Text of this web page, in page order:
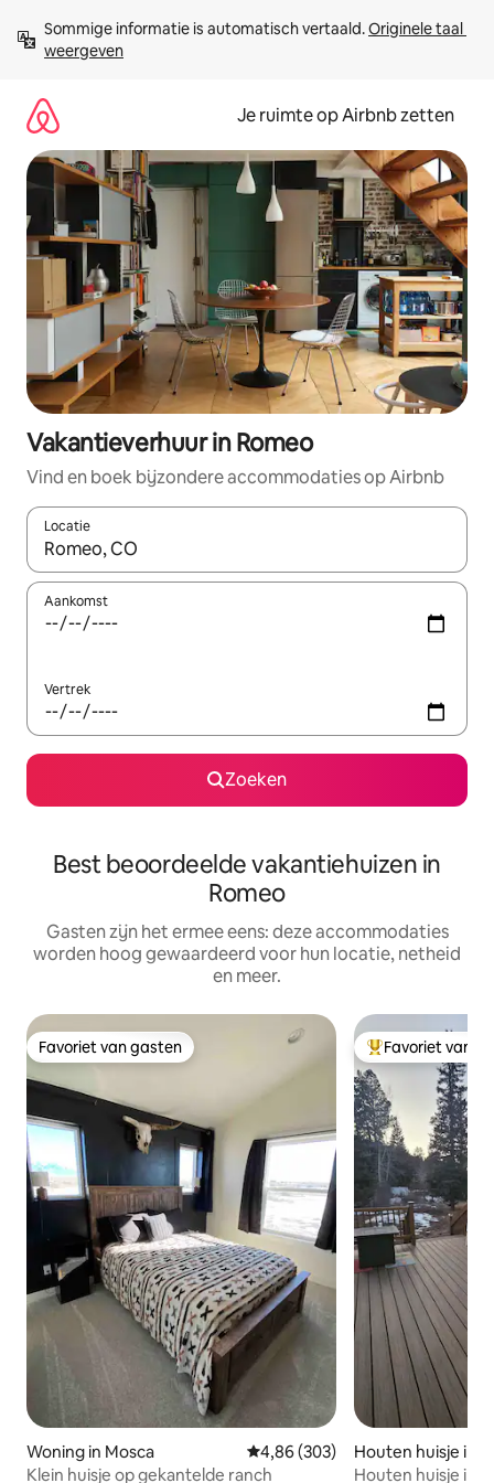
direct
naar
Sommige informatie is automatisch vertaald. Originele taal
weergeven
Je ruimte op Airbnb zetten
Vakantieverhuur in Romeo
Vind en boek bijzondere accommodaties op Airbnb
Locatie
Wanneer er suggesties beschikbaar zijn, maak je een keuze
Aankomst
Vertrek
Zoeken
Best beoordeelde vakantiehuizen in
Romeo
Gasten zijn het ermee eens: deze accommodaties
worden hoog gewaardeerd voor hun locatie, netheid
en meer.
Favoriet van gasten
Favoriet van gasten
Woning in Mosca Gemiddelde beoordeling van
4,86 (303)
Klein huisje op gekantelde ranch
Topfavoriet van
Favoriet van
Houten huisje in
unty
Houten huisje in